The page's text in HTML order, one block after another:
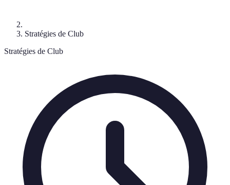
Stratégies de Club
Stratégies de Club